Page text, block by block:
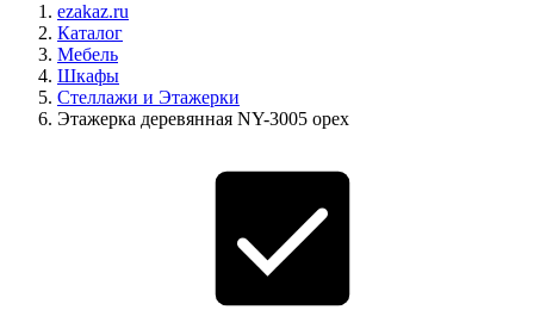
ezakaz.ru
Каталог
Мебель
Шкафы
Стеллажи и Этажерки
Этажерка деревянная NY-3005 орех